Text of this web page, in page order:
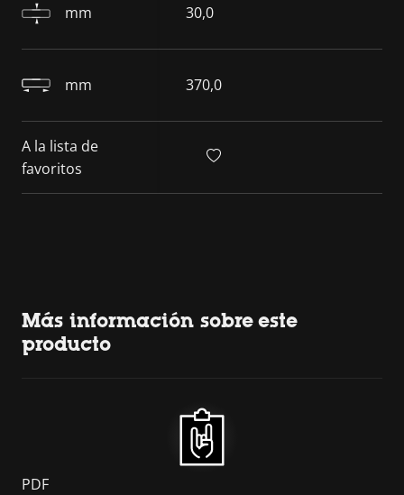
mm 30,0
mm 370,0
A la lista de
favoritos
Más información sobre este
producto
PDF